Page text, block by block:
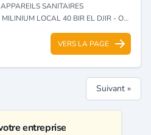
APPAREILS SANITAIRES
LOCAL 40 BIR EL DJIR - ORAN
VERS LA PAGE
Suivant »
entreprise